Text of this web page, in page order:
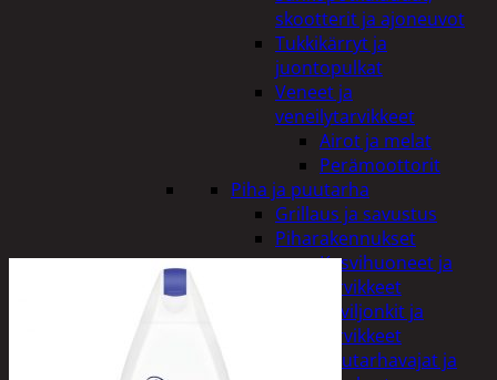
skootterit ja ajoneuvot
Tukkikärryt ja
juontopulkat
Veneet ja
veneilytarvikkeet
Airot ja melat
Perämoottorit
Piha ja puutarha
Grillaus ja savustus
Piharakennukset
Kasvihuoneet ja
tarvikkeet
Paviljonkit ja
tarvikkeet
Puutarhavajat ja